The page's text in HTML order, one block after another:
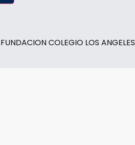
FUNDACION COLEGIO LOS ANGELES